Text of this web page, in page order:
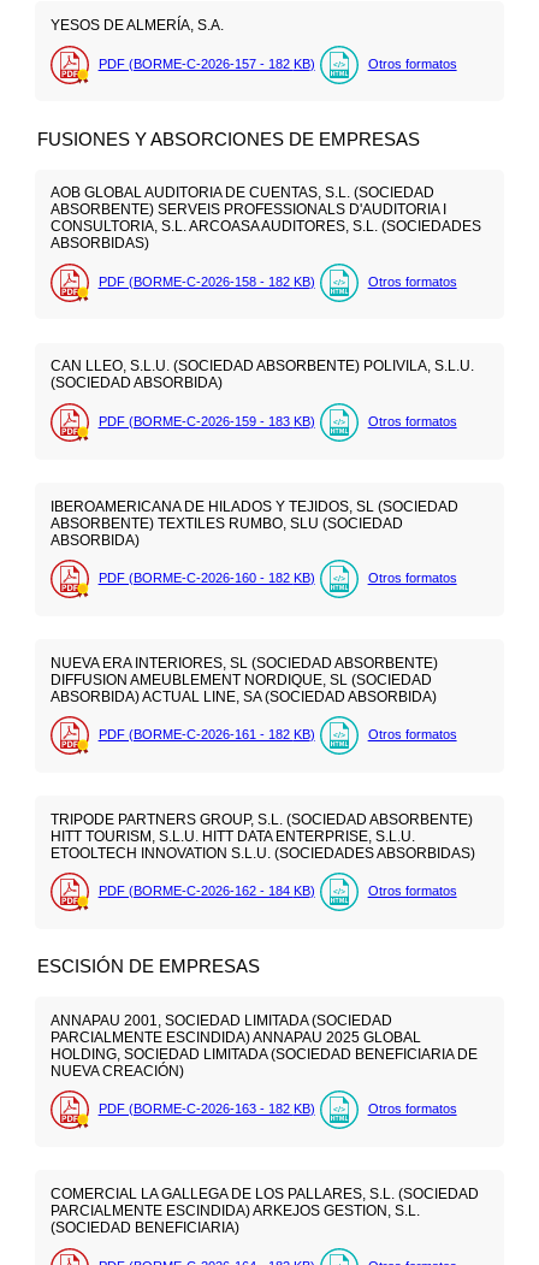
YESOS DE ALMERÍA, S.A.
PDF (BORME-C-2026-157 - 182 KB) Otros formatos
FUSIONES Y ABSORCIONES DE EMPRESAS
AOB GLOBAL AUDITORIA DE CUENTAS, S.L. (SOCIEDAD
ABSORBENTE) SERVEIS PROFESSIONALS D'AUDITORIA I
CONSULTORIA, S.L. ARCOASA AUDITORES, S.L. (SOCIEDADES
ABSORBIDAS)
PDF (BORME-C-2026-158 - 182 KB) Otros formatos
CAN LLEO, S.L.U. (SOCIEDAD ABSORBENTE) POLIVILA, S.L.U.
(SOCIEDAD ABSORBIDA)
PDF (BORME-C-2026-159 - 183 KB) Otros formatos
IBEROAMERICANA DE HILADOS Y TEJIDOS, SL (SOCIEDAD
ABSORBENTE) TEXTILES RUMBO, SLU (SOCIEDAD
ABSORBIDA)
PDF (BORME-C-2026-160 - 182 KB) Otros formatos
NUEVA ERA INTERIORES, SL (SOCIEDAD ABSORBENTE)
DIFFUSION AMEUBLEMENT NORDIQUE, SL (SOCIEDAD
ABSORBIDA) ACTUAL LINE, SA (SOCIEDAD ABSORBIDA)
PDF (BORME-C-2026-161 - 182 KB) Otros formatos
TRIPODE PARTNERS GROUP, S.L. (SOCIEDAD ABSORBENTE)
HITT TOURISM, S.L.U. HITT DATA ENTERPRISE, S.L.U.
ETOOLTECH INNOVATION S.L.U. (SOCIEDADES ABSORBIDAS)
PDF (BORME-C-2026-162 - 184 KB) Otros formatos
ESCISIÓN DE EMPRESAS
ANNAPAU 2001, SOCIEDAD LIMITADA (SOCIEDAD
PARCIALMENTE ESCINDIDA) ANNAPAU 2025 GLOBAL
HOLDING, SOCIEDAD LIMITADA (SOCIEDAD BENEFICIARIA DE
NUEVA CREACIÓN)
PDF (BORME-C-2026-163 - 182 KB) Otros formatos
COMERCIAL LA GALLEGA DE LOS PALLARES, S.L. (SOCIEDAD
PARCIALMENTE ESCINDIDA) ARKEJOS GESTION, S.L.
(SOCIEDAD BENEFICIARIA)